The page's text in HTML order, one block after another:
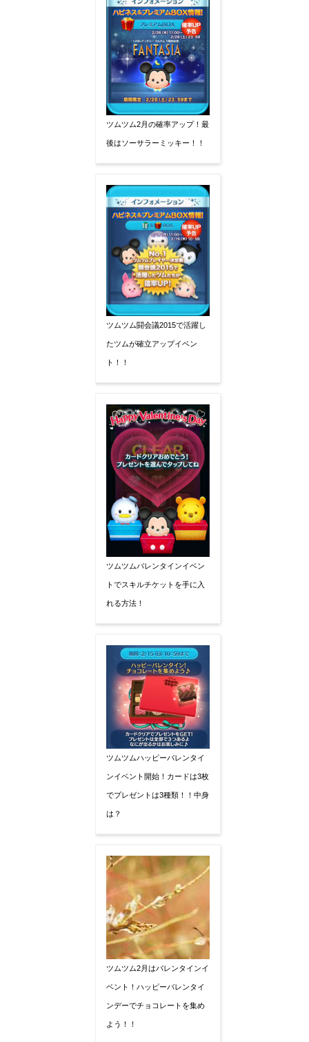
ツムツム2月の確率アップ！最
後はソーサラーミッキー！！
ツムツム闘会議2015で活躍し
たツムが確立アップイベン
ト！！
ツムツムバレンタインイベン
トでスキルチケットを手に入
れる方法！
ツムツムハッピーバレンタイ
ンイベント開始！カードは3枚
でプレゼントは3種類！！中身
は？
ツムツム2月はバレンタインイ
ベント！ハッピーバレンタイ
ンデーでチョコレートを集め
よう！！